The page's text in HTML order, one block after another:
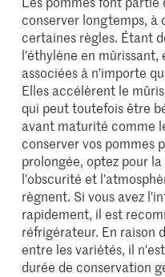
conserver longtemps,
certaines règles. Étant
l'éthylène en mûrissant,
associées à n'importe
Elles accélèrent le
qui peut toutefois être
avant maturité comme
conserver vos pommes
prolongée, optez pour
l'obscurité et
règnent. Si vous avez
rapidement, il est
réfrigérateur. En raison
entre les variétés, il
durée de conservation